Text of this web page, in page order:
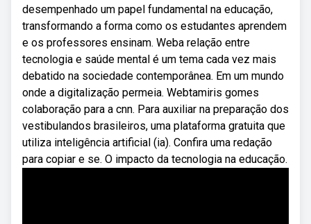
desempenhado um papel fundamental na educação,
transformando a forma como os estudantes aprendem
e os professores ensinam. Weba relação entre
tecnologia e saúde mental é um tema cada vez mais
debatido na sociedade contemporânea. Em um mundo
onde a digitalização permeia. Webtamiris gomes
colaboração para a cnn. Para auxiliar na preparação dos
vestibulandos brasileiros, uma plataforma gratuita que
utiliza inteligência artificial (ia). Confira uma redação
para copiar e se. O impacto da tecnologia na educação.